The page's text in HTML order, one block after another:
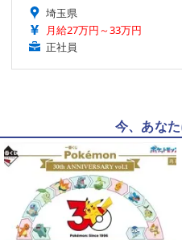
埼玉県
月給27万円～33万円
正社員
今、あな